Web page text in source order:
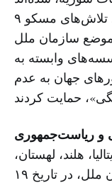
۹ کشور مذکور و اتحادیه اروپا ضمن رد تلاش‌های مسکو
موضع سازمان ملل
وابسته به
جهان به عدم
و ریاست‌جمهوری
هلند، لهستان،
سوئد، انگلیس و آمریکا در سازمان ملل، در تاریخ ۱۹